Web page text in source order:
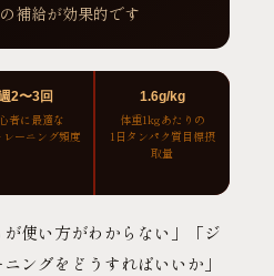
補給が効果的です
2〜3回
者に最適な
レーニング頻度
1.6g/kg
体重1kgあたりの
1日タンパク質目標摂
取量
が使い方がわからない」「ジ
ングをどうすればいいか」